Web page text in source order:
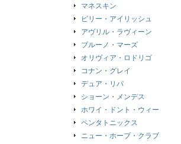
マネスキン
ビリー・アイリッシュ
アヴリル・ラヴィーン
ブルーノ・マーズ
オリヴィア・ロドリゴ
コナン・グレイ
デュア・リパ
ショーン・メンデス
ホワイ・ドント・ウィー
ペンタトニックス
ニュー・ホープ・クラブ